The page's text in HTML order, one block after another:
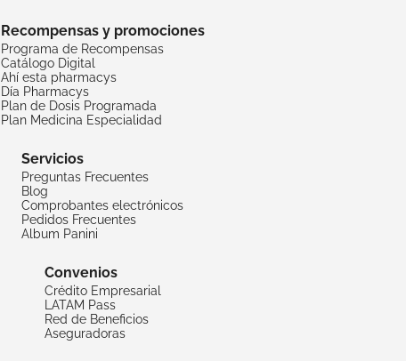
Recompensas y promociones
Programa de Recompensas
Catálogo Digital
Ahí esta pharmacys
Día Pharmacys
Plan de Dosis Programada
Plan Medicina Especialidad
Servicios
Preguntas Frecuentes
Blog
Comprobantes electrónicos
Pedidos Frecuentes
Album Panini
Convenios
Crédito Empresarial
LATAM Pass
Red de Beneficios
Aseguradoras